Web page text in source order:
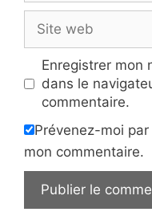
web
Enregistrer mon
dans le
commentaire.
Prévenez-moi
mon commentaire.